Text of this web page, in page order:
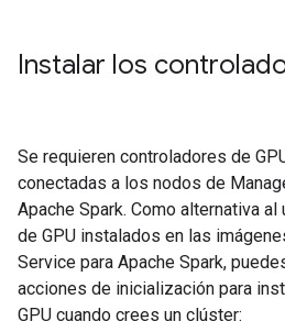
Instalar los
Se requieren controladores de
conectadas a los nodos de
Apache Spark. Como alternativa
de GPU instalados en las
Service para Apache Spark,
acciones de inicialización para
GPU cuando crees un clúster: